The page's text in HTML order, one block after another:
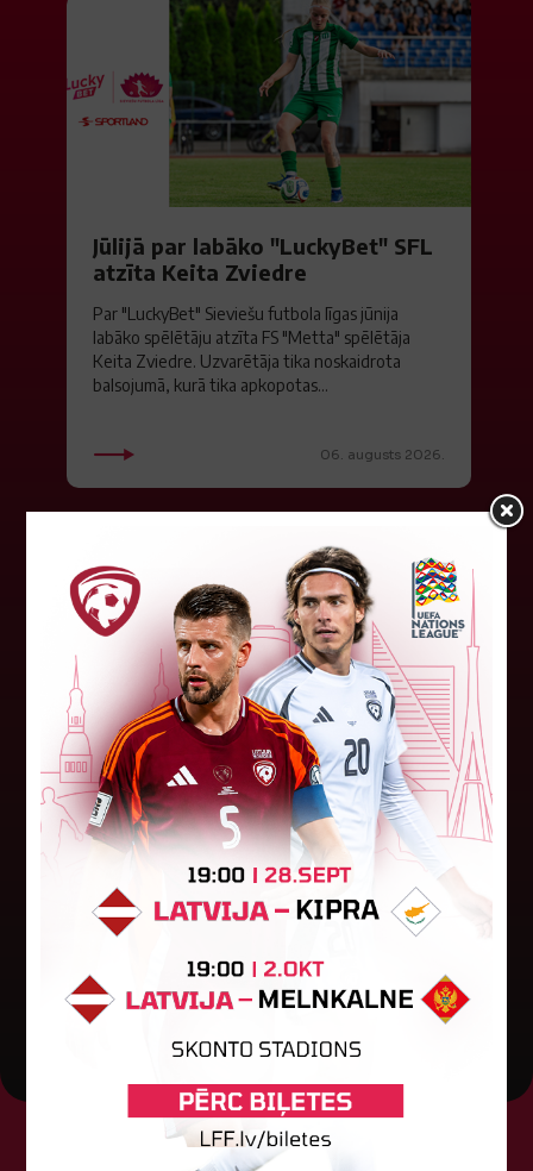
Jūlijā par labāko "LuckyBet" SFL
atzīta Keita Zviedre
Par "LuckyBet" Sieviešu futbola līgas jūnija
labāko spēlētāju atzīta FS "Metta" spēlētāja
Keita Zviedre. Uzvarētāja tika noskaidrota
balsojumā, kurā tika apkopotas...
06. augusts 2026.
"Riga FC Women" liek kārtīgi
pasvīst dānietēm
Latvijas čempions sieviešu futbolā "Riga FC
Women" trešdien aizvadīja UEFA Čempionu līgas
kvalifikācijas otrās kārtas pusfināla spēli Dānijā
pret "HB Køge". Cīņā pret...
05. augusts 2026.